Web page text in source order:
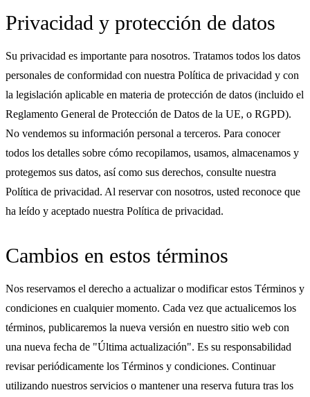
Privacidad y protección de datos
Su privacidad es importante para nosotros. Tratamos todos los datos
personales de conformidad con nuestra Política de privacidad y con
la legislación aplicable en materia de protección de datos (incluido el
Reglamento General de Protección de Datos de la UE, o RGPD).
No vendemos su información personal a terceros. Para conocer
todos los detalles sobre cómo recopilamos, usamos, almacenamos y
protegemos sus datos, así como sus derechos, consulte nuestra
Política de privacidad. Al reservar con nosotros, usted reconoce que
ha leído y aceptado nuestra Política de privacidad.
Cambios en estos términos
Nos reservamos el derecho a actualizar o modificar estos Términos y
condiciones en cualquier momento. Cada vez que actualicemos los
términos, publicaremos la nueva versión en nuestro sitio web con
una nueva fecha de "Última actualización". Es su responsabilidad
revisar periódicamente los Términos y condiciones. Continuar
utilizando nuestros servicios o mantener una reserva futura tras los